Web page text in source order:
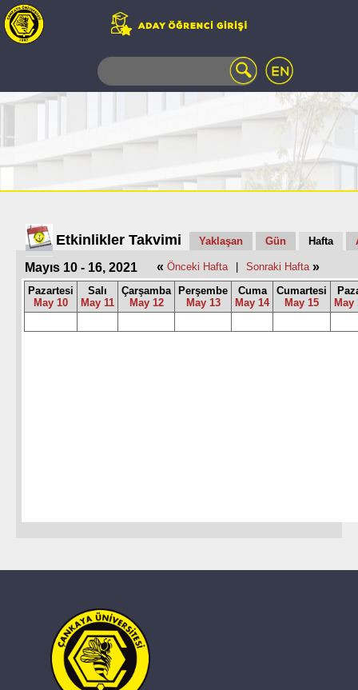
TELEFON
AÇILAN
UZAKTAN
EĞİTİM
KAMPÜSTE
YAŞAM
KÜTÜPHANE
Etkinlikler Takvimi Yaklaşan Gün Hafta
Mayıs 10 - 16, 2021 « Önceki Hafta | Sonraki Hafta »
Pazartesi
May 10
Salı
May 11
Çarşamba
May 12
Perşembe
May 13
Cuma
May 14
Cumartesi
May 15
May